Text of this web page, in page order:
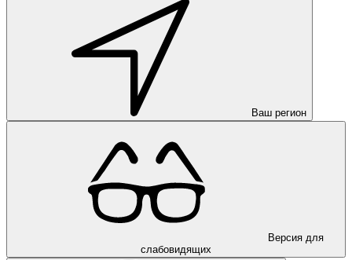
Ваш регион
Версия для
слабовидящих